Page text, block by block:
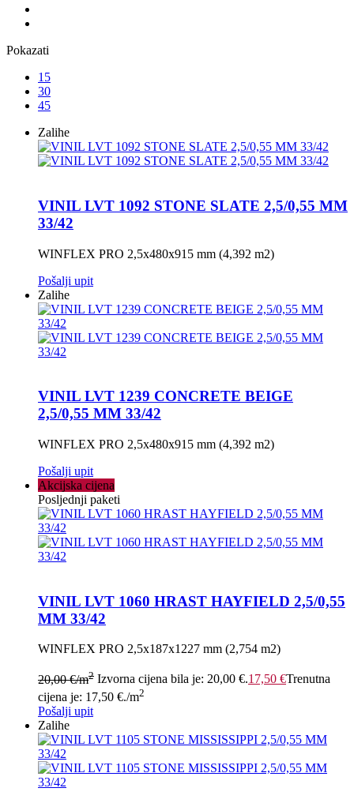
Pokazati
15
30
45
Zalihe
VINIL LVT 1092 STONE SLATE 2,5/0,55 MM
33/42
WINFLEX PRO 2,5x480x915 mm (4,392 m2)
Pošalji upit
Zalihe
VINIL LVT 1239 CONCRETE BEIGE
2,5/0,55 MM 33/42
WINFLEX PRO 2,5x480x915 mm (4,392 m2)
Pošalji upit
Akcijska cijena
Posljednji paketi
VINIL LVT 1060 HRAST HAYFIELD 2,5/0,55
MM 33/42
WINFLEX PRO 2,5x187x1227 mm (2,754 m2)
20,00€/m2 Izvorna cijena bila je: 20,00 €.17,50 €Trenutna
cijena je: 17,50 €./m2
Pošalji upit
Zalihe